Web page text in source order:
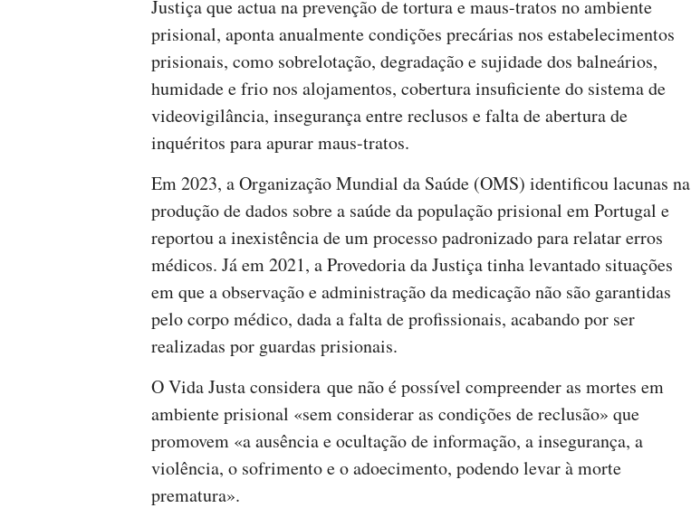
Justiça que actua na prevenção de tortura e maus-tratos no ambiente
prisional, aponta anualmente condições precárias nos estabelecimentos
prisionais, como sobrelotação, degradação e sujidade dos balneários,
humidade e frio nos alojamentos, cobertura insuficiente do sistema de
videovigilância, insegurança entre reclusos e falta de abertura de
inquéritos para apurar maus-tratos.
Em 2023, a Organização Mundial da Saúde (OMS) identificou lacunas na
produção de dados sobre a saúde da população prisional em Portugal e
reportou a inexistência de um processo padronizado para relatar erros
médicos. Já em 2021, a Provedoria da Justiça tinha levantado situações
em que a observação e administração da medicação não são garantidas
pelo corpo médico, dada a falta de profissionais, acabando por ser
realizadas por guardas prisionais.
O Vida Justa considera que não é possível compreender as mortes em
ambiente prisional «sem considerar as condições de reclusão» que
promovem «a ausência e ocultação de informação, a insegurança, a
violência, o sofrimento e o adoecimento, podendo levar à morte
prematura».